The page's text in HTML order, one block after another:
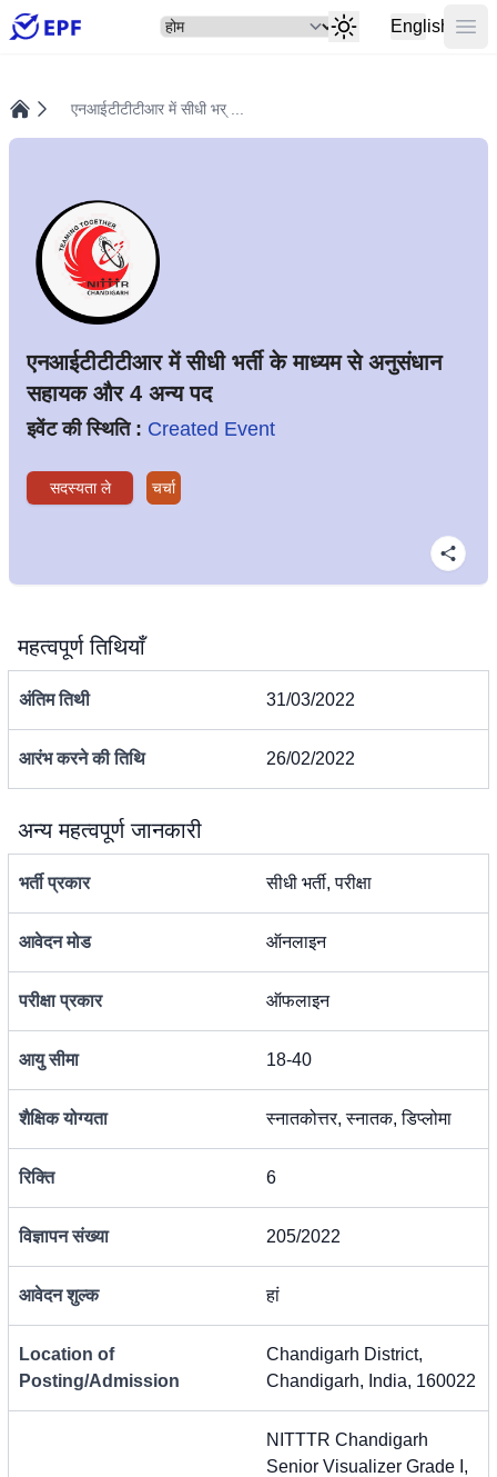
सेलेक्ट English
एनआईटीटीटीआर में सीधी भर् ...
एनआईटीटीटीआर में सीधी भर्ती के माध्यम से अनुसंधान
सहायक और 4 अन्य पद
इवेंट की स्थिति : Created Event
सदस्यता ले चर्चा
महत्वपूर्ण तिथियाँ
अंतिम तिथी 31/03/2022
आरंभ करने की तिथि 26/02/2022
अन्य महत्वपूर्ण जानकारी
भर्ती प्रकार सीधी भर्ती, परीक्षा
आवेदन मोड ऑनलाइन
परीक्षा प्रकार ऑफलाइन
आयु सीमा 18-40
शैक्षिक योग्यता स्नातकोत्तर, स्नातक, डिप्लोमा
रिक्ति 6
विज्ञापन संख्या 205/2022
आवेदन शुल्क हां
Location of
Posting/Admission
Chandigarh District,
Chandigarh, India, 160022
NITTTR Chandigarh
Senior Visualizer Grade I,